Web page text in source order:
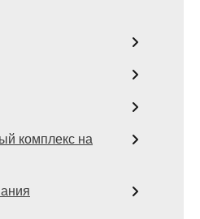
комплекс на